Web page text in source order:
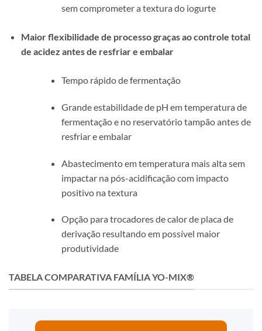
sem comprometer a textura do iogurte
Maior flexibilidade de processo graças ao controle total
de acidez antes de resfriar e embalar
Tempo rápido de fermentação
Grande estabilidade de pH em temperatura de
fermentação e no reservatório tampão antes de
resfriar e embalar
Abastecimento em temperatura mais alta sem
impactar na pós-acidificação com impacto
positivo na textura
Opção para trocadores de calor de placa de
derivação resultando em possível maior
produtividade
TABELA COMPARATIVA FAMÍLIA YO-MIX®